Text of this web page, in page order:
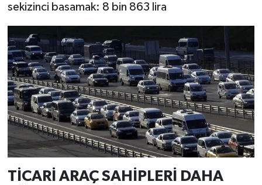
sekizinci basamak: 8 bin 863 lira
TİCARİ ARAÇ SAHİPLERİ DAHA